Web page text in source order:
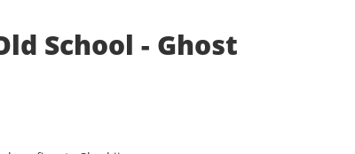
School - Ghost